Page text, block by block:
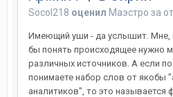
Socol218 оценил Маэстро за
Имеющий уши - да услышит. Мне,
бы понять происходящее нужно
различных источников. А если
понимаете набор слов от якобы
аналитиков", то это называется